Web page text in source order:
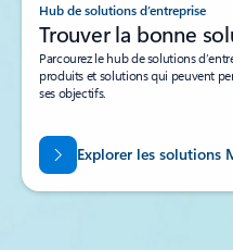
Hub de solutions d’entreprise
Trouver la bonne
Parcourez le hub de solutions
produits et solutions qui peuvent
ses objectifs.
Explorer les solutions